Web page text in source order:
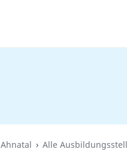
Ahnatal Alle